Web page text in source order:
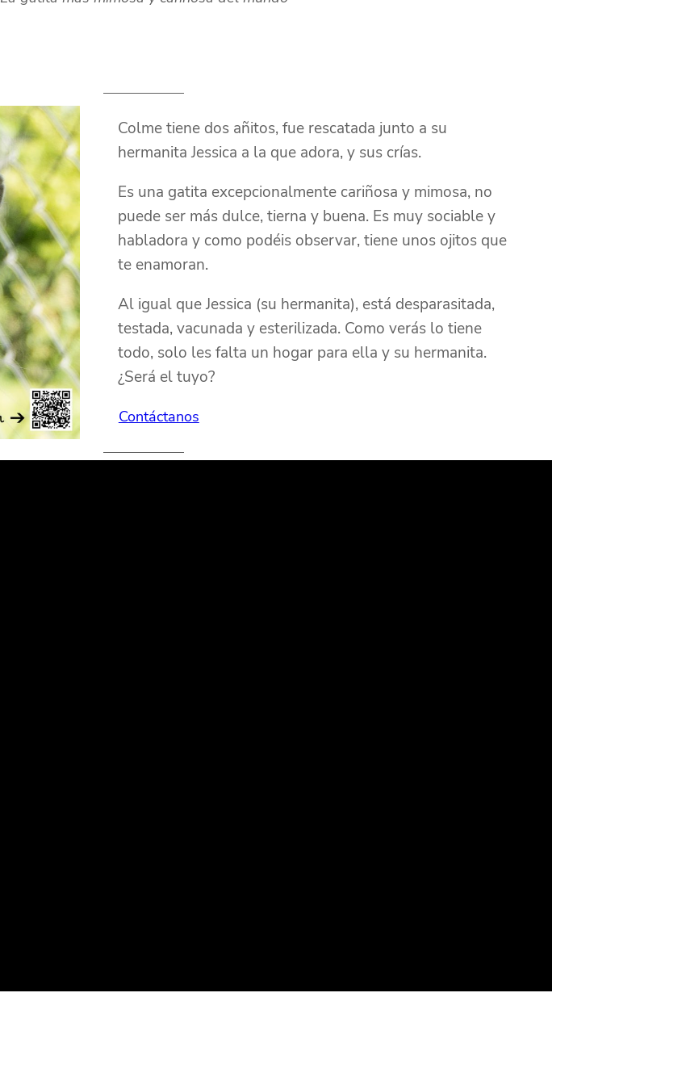
Colme tiene dos añitos, fue rescatada junto a su
hermanita Jessica a la que adora, y sus crías.
Es una gatita excepcionalmente cariñosa y mimosa, no
puede ser más dulce, tierna y buena. Es muy sociable y
habladora y como podéis observar, tiene unos ojitos que
te enamoran.
Al igual que Jessica (su hermanita), está desparasitada,
testada, vacunada y esterilizada. Como verás lo tiene
todo, solo les falta un hogar para ella y su hermanita.
¿Será el tuyo?
Contáctanos